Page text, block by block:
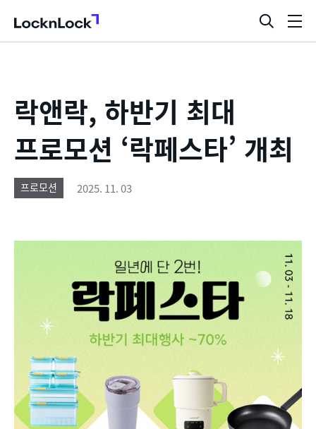
LocknLock
검
색
락앤락, 하반기 최대
프로모션 ‘락페스타’ 개최
프로모션 2025. 11. 03